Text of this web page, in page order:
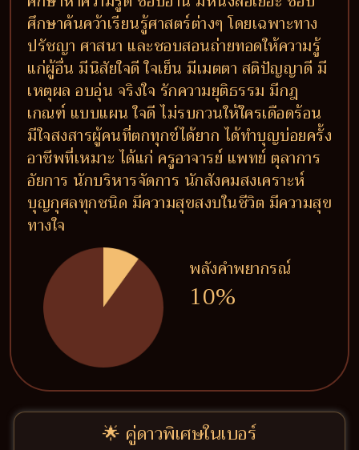
ศึกษาค้นคว้าเรียนรู้ศาสตร์ต่างๆ โดยเฉพาะทาง
ปรัชญา ศาสนา และชอบสอนถ่ายทอดให้ความรู้
แก่ผู้อื่น มีนิสัยใจดี ใจเย็น มีเมตตา สติปัญญาดี มี
เหตุผล อบอุ่น จริงใจ รักความยุติธรรม มีกฎ
เกณฑ์ แบบแผน ใจดี ไม่รบกวนให้ใครเดือดร้อน
มีใจสงสารผู้คนที่ตกทุกข์ได้ยาก ได้ทำบุญบ่อยครั้ง
อาชีพที่เหมาะ ได้แก่ ครูอาจารย์ แพทย์ ตุลาการ
อัยการ นักบริหารจัดการ นักสังคมสงเคราะห์
บุญกุศลทุกชนิด มีความสุขสงบในชีวิต มีความสุข
ทางใจ
พลังคำพยากรณ์
10%
🌟 คู่ดาวพิเศษในเบอร์